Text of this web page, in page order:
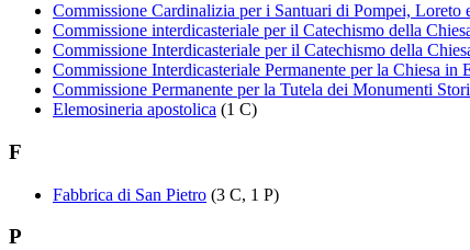
Commissione Cardinalizia per i Santuari di Pompei, Loreto
Commissione interdicasteriale per il Catechismo della
Commissione Interdicasteriale per il Catechismo della
Commissione Interdicasteriale Permanente per la Chiesa in
Commissione Permanente per la Tutela dei Monumenti
Elemosineria apostolica (1 C)
F
Fabbrica di San Pietro (3 C, 1 P)
P